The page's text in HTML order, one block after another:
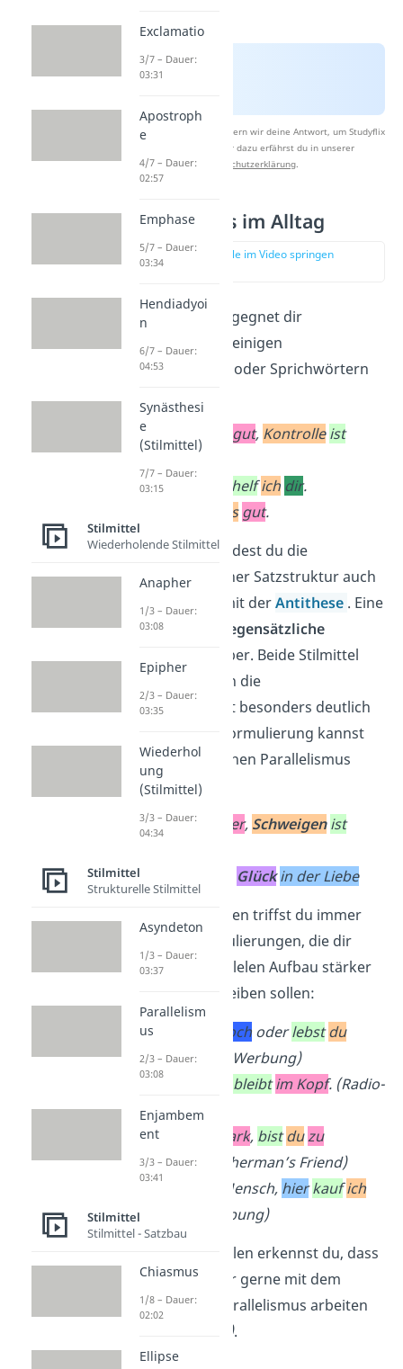
Nach Beantwortung speichern wir deine Antwort, um Studyflix
zu verbessern. Mehr dazu erfährst du in unserer
Datenschutzerklärung.
Parallelismus im Alltag
zur Stelle im Video springen
DasStilmittel
begegnet dir
beispielsweise in einigen
Redewendungen oder Sprichwörtern
Vertrauen
gut, Kontrolle ist
Hilfst
helf ich dir.
alles gut.
Immer wieder findest du die
Wiederholung einer Satzstruktur auch
in Kombination mit derAntithese . Eine
Antithese stellt
gegensätzliche
gegenüber. Beide Stilmittel
zusammen heben die
Gegensätzlichkeit besonders deutlich
hervor. So eine Formulierung kannst
du als antithetischen Parallelismus
bezeichnen:
Redenist Silber, Schweigen ist
Glück in der Liebe
Auch in Werbungen triffst du immer
wieder auf Formulierungen, die dir
durch ihren parallelen Aufbau stärker
im Gedächtnis bleiben sollen:
Wohnst
nochoderlebst du
schon? (IKEA-Werbung)
Geht
bleibt im Kopf. (Radio-
Werbung)
Sind
zu stark, bist duzu
schwach . (Fisherman’s Friend)
Mensch, hier kauf ich
ein. (dm-Werbung)
An diesen Beispielen erkennst du, dass
auch Werbetexter gerne mit dem
antithetischen Parallelismus arbeiten
).
Exclamatio
3/7 – Dauer:
03:31
Apostroph
e
4/7 – Dauer:
02:57
Emphase
5/7 – Dauer:
03:34
Hendiadyoi
n
6/7 – Dauer:
04:53
Synästhesi
e
(Stilmittel)
7/7 – Dauer:
03:15
Stilmittel
Wiederholende Stilmittel
Anapher
1/3 – Dauer:
03:08
Epipher
2/3 – Dauer:
03:35
Wiederhol
ung
(Stilmittel)
3/3 – Dauer:
04:34
Stilmittel
Strukturelle Stilmittel
Asyndeton
1/3 – Dauer:
03:37
Parallelism
us
2/3 – Dauer:
03:08
Enjambem
ent
3/3 – Dauer:
03:41
Stilmittel
Stilmittel - Satzbau
Chiasmus
1/8 – Dauer:
02:02
Ellipse